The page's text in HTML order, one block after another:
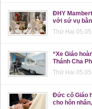
ĐHY
với sứ vụ
Thứ Hai
“Xe Giáo
Thánh Cha
Thứ Hai
Đức cố Giáo
cho hôn